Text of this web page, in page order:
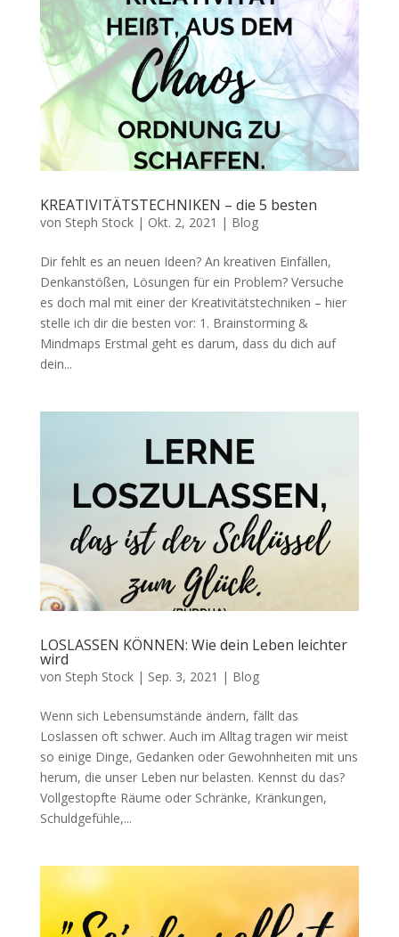
KREATIVITÄTSTECHNIKEN – die 5 besten
von Steph Stock| Okt. 2, 2021 | Blog
Dir fehlt es an neuen Ideen? An kreativen Einfällen,
Denkanstößen, Lösungen für ein Problem? Versuche
es doch mal mit einer der Kreativitätstechniken – hier
stelle ich dir die besten vor: 1. Brainstorming &
Mindmaps Erstmal geht es darum, dass du dich auf
dein...
LOSLASSEN KÖNNEN: Wie dein Leben leichter
wird
von Steph Stock| Sep. 3, 2021 | Blog
Wenn sich Lebensumstände ändern, fällt das
Loslassen oft schwer. Auch im Alltag tragen wir meist
so einige Dinge, Gedanken oder Gewohnheiten mit uns
herum, die unser Leben nur belasten. Kennst du das?
Vollgestopfte Räume oder Schränke, Kränkungen,
Schuldgefühle,...